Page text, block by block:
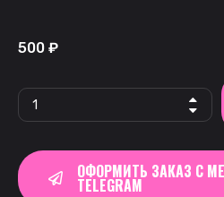
500 ₽
ОФОРМИТЬ ЗАКАЗ С
TELEGRAM